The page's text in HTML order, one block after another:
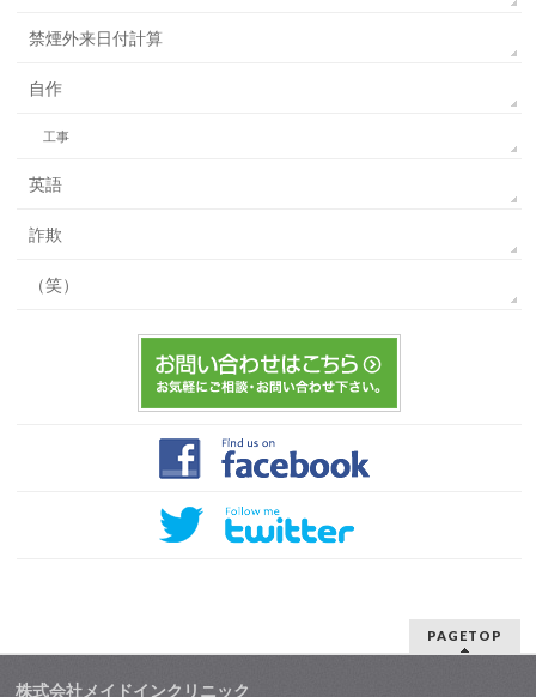
禁煙外来日付計算
自作
工事
英語
詐欺
（笑）
PAGETOP
株式会社メイドインクリニック